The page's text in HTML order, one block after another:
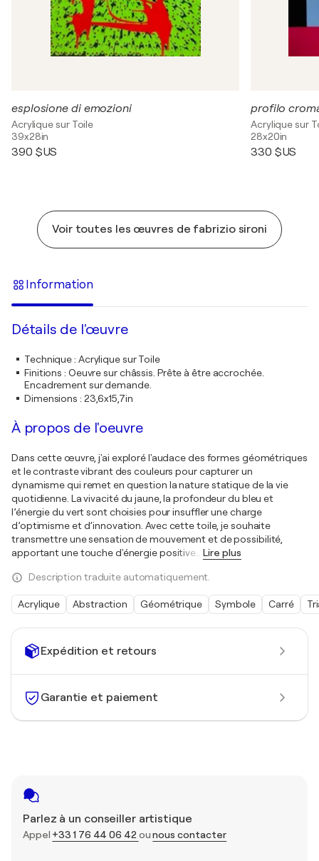
Expédition et retours
Garantie et paiement
Parlez à un conseiller artistique
Appel +33 1 76 44 06 42 ounous contacter
esplosione di emozioni
Acrylique sur Toile
39x28in
390 $US
profilo
Acrylique sur
28x20in
330 $US
Voir toutes les œuvres de fabrizio sironi
Information
Détails de l'œuvre
Technique: Acrylique sur Toile
Finitions : Oeuvre sur châssis. Prête à être accrochée.
Encadrement sur demande.
Dimensions : 23,6x15,7in
À propos de l'oeuvre
Dans cette œuvre, j'ai exploré l'audace des formes géométriques
et le contraste vibrant des couleurs pour capturer un
dynamisme qui remet en question la nature statique de la vie
quotidienne. La vivacité du jaune, la profondeur du bleu et
l’énergie du vert sont choisies pour insuffler une charge
d’optimisme et d’innovation. Avec cette toile, je souhaite
transmettre une sensation de mouvement et de possibilité,
apportant une touche d'énergie positive
Lire plus
Description traduite automatiquement.
Acrylique Abstraction Géométrique Symbole Carré